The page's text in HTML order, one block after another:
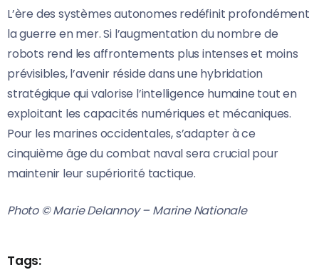
L’ère des systèmes autonomes redéfinit profondément
la guerre en mer. Si l’augmentation du nombre de
robots rend les affrontements plus intenses et moins
prévisibles, l’avenir réside dans une hybridation
stratégique qui valorise l’intelligence humaine tout en
exploitant les capacités numériques et mécaniques.
Pour les marines occidentales, s’adapter à ce
cinquième âge du combat naval sera crucial pour
maintenir leur supériorité tactique.
Photo © Marie Delannoy – Marine Nationale
Tags: